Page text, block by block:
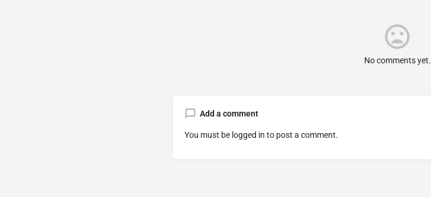
No comments yet.
Add a comment
You must be logged in to post a comment.